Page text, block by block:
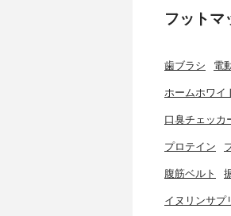
フットマ
歯ブラシ 電
ホームホワイ
口臭チェッカ
プロテイン
腹筋ベルト
イヌリンサプ